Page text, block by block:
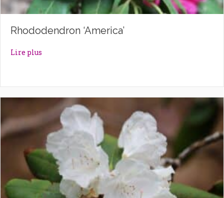
Rhododendron ‘America’
Lire plus